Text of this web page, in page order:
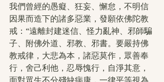
我們曾經的愚癡、狂妄、懈怠，不明信
因果而造下的諸多惡業，發願依佛陀教
戒：“遠離封建迷信、怪力亂神、邪師騙
子、附佛外道、邪教、邪書。要嚴持佛
教戒律，大悲為本，諸惡莫作，眾善奉
行，舍己利他，忍辱愧行，自淨其意，